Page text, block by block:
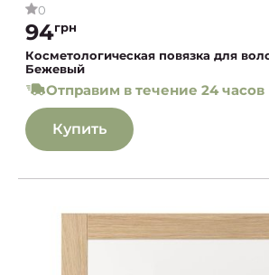
0
94грн
Косметологическая повязка для
Бежевый
Отправим в течение 24 часов
Купить